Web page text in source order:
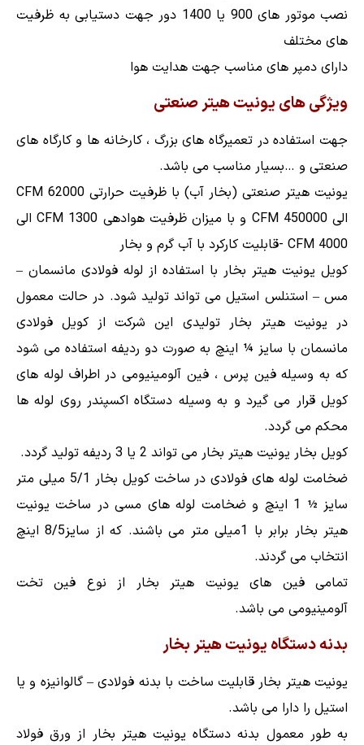
نصب موتور های 900 یا 1400 دور جهت دستیابی به ظرفیت
های مختلف
دارای دمپر های مناسب جهت هدایت هوا
ویژگی های یونیت هیتر صنعتی
جهت استفاده در تعمیرگاه های بزرگ ، کارخانه ها و کارگاه های
صنعتی و …بسیار مناسب می باشد.
یونیت هیتر صنعتی (بخار آب) با ظرفیت حرارتی 62000 CFM
الی 450000 CFM و با میزان ظرفیت هوادهی 1300 CFM الی
4000 CFM -قابلیت کارکرد با آب گرم و بخار
کویل یونیت هیتر بخار با استفاده از لوله فولادی مانسمان –
مس – استنلس استیل می تواند تولید شود. در حالت معمول
در یونیت هیتر بخار تولیدی این شرکت از کویل فولادی
مانسمان با سایز ¼ اینچ به صورت دو ردیفه استفاده می شود
که به وسیله فین پرس ، فین آلومینیومی در اطراف لوله های
کویل قرار می گیرد و به وسیله دستگاه اکسپندر روی لوله ها
محکم می گردد.
کویل بخار یونیت هیتر بخار می تواند 2 یا 3 ردیفه تولید گردد.
ضخامت لوله های فولادی در ساخت کویل بخار 5/1 میلی متر
سایز ½ 1 اینچ و ضخامت لوله های مسی در ساخت یونیت
هیتر بخار برابر با 1میلی متر می باشند. که از سایز8/5 اینچ
انتخاب می گردند.
تمامی فین های یونیت هیتر بخار از نوع فین تخت
آلومینیومی می باشد.
بدنه دستگاه یونیت هیتر بخار
یونیت هیتر بخار قابلیت ساخت با بدنه فولادی – گالوانیزه و یا
استیل را دارا می باشد.
به طور معمول بدنه دستگاه یونیت هیتر بخار از ورق فولاد